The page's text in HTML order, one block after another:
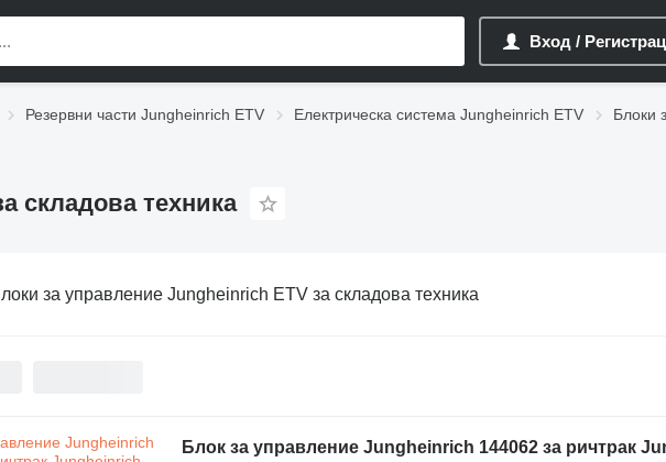
Вход /
Резервни части Jungheinrich ETV Електрическа система Jungheinrich ETV
Блоки
складова техника
за управление Jungheinrich ETV за складова техника
Блок за управление Jungheinrich 144062 за ричтрак